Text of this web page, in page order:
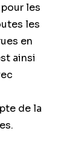
les
les
en
ainsi
de la